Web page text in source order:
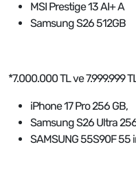
MSI Prestige 13 AI+ A
Samsung S26 512GB
*7.000.000 TL ve 7.999.999
iPhone 17 Pro 256 GB,
Samsung S26 Ultra
SAMSUNG 55S90F 55